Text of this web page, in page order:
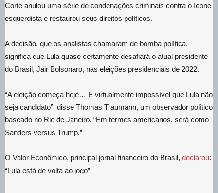
Corte anulou uma série de condenações criminais contra o ícone
esquerdista e restaurou seus direitos políticos.
A decisão, que os analistas chamaram de bomba política,
significa que Lula quase certamente desafiará o atual presidente
do Brasil, Jair Bolsonaro, nas eleições presidenciais de 2022.
“A eleição começa hoje… É virtualmente impossível que Lula não
seja candidato”, disse Thomas Traumann, um observador político
baseado no Rio de Janeiro. “Em termos americanos, será como
Sanders versus Trump.”
O Valor Econômico, principal jornal financeiro do Brasil, declarou:
“Lula está de volta ao jogo”.